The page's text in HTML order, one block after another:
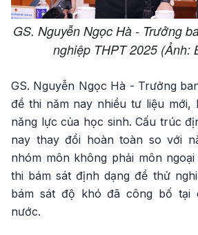
GS. Nguyễn Ngọc Hà - Trưởng
nghiệp THPT 2025 (Ảnh:
GS. Nguyễn Ngọc Hà - Trưởng
đề thi năm nay nhiều tư liệu mới,
năng lực của học sinh. Cấu trúc
nay thay đổi hoàn toàn so với
nhóm môn không phải môn
thi bám sát định dạng đề thử
bám sát độ khó đã công bố tại
nước.